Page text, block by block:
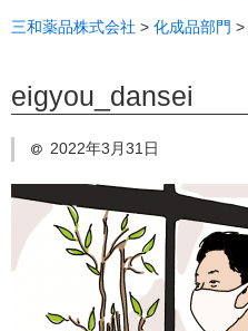
三和薬品株式会社 > 化成品部門 >
eigyou_dansei
2022年3月31日